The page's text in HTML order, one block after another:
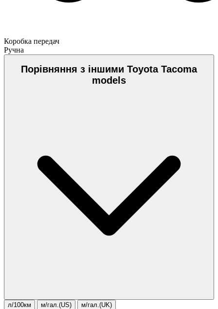
Коробка передач
Ручна
Порівняння з іншими Toyota Tacoma
models
л/100км м/гал.(US) м/гал.(UK)